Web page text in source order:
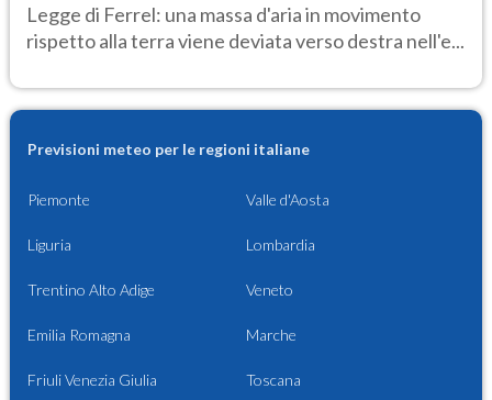
Legge di Ferrel: una massa d'aria in movimento
rispetto alla terra viene deviata verso destra nell'e...
Previsioni meteo per le regioni italiane
Piemonte Valle d'Aosta
Liguria Lombardia
Trentino Alto Adige Veneto
Emilia Romagna Marche
Friuli Venezia Giulia Toscana